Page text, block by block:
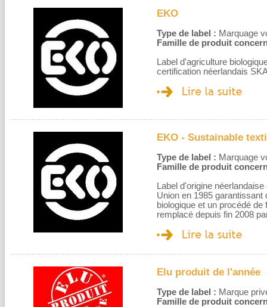
EKO
Type de label : Marquage
Famille de produit
Label d'agriculture
certification néerlandais
EKO - Sustainable
Type de label : Marquage
Famille de produit
Label d'origine
Union en 1985
biologique et un procédé
remplacé depuis fin 2008
Elu produit de l'année
Type de label : Marque
Famille de produit